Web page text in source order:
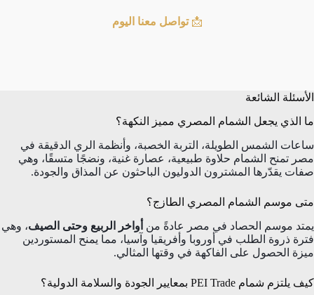
📩تواصل معنا اليوم
الأسئلة الشائعة
ما الذي يجعل الشمام المصري مميز النكهة؟
ساعات الشمس الطويلة، التربة الخصبة، وأنظمة الري الدقيقة في
مصر تمنح الشمام حلاوة طبيعية، عصارة غنية، ونضجًا متسقًا، وهي
صفات يقدّرها المشترون الدوليون الباحثون عن المذاق والجودة.
متى موسم الشمام المصري الطازج؟
يمتد موسم الحصاد في مصر عادةً من أواخر الربيع وحتى الصيف، وهي
فترة ذروة الطلب في أوروبا وأفريقيا وآسيا، مما يمنح المستوردين
ميزة الحصول على الفاكهة في وقتها المثالي.
كيف يلتزم شمام PEI Trade بمعايير الجودة والسلامة الدولية؟